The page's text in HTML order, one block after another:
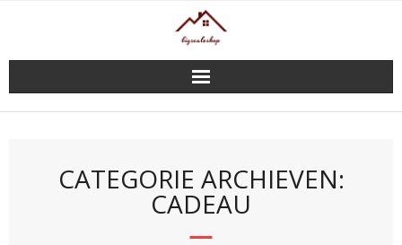
CATEGORIE ARCHIEVEN:
CADEAU